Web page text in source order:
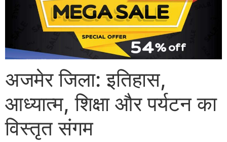
अजमेर जिला: इतिहास,
आध्यात्म, शिक्षा और पर्यटन का
विस्तृत संगम